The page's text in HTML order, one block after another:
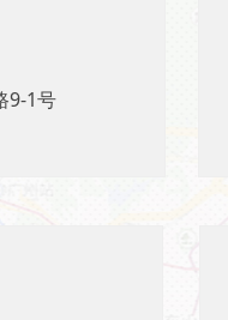
9-1号
9-1号